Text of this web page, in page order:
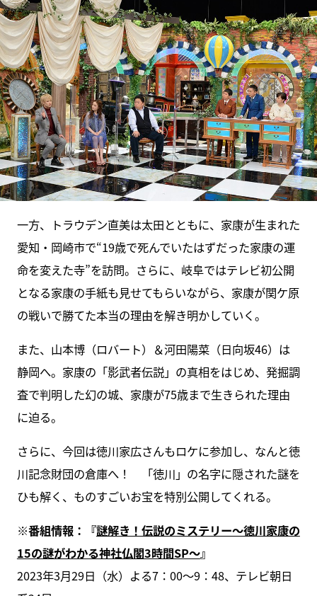
一方、トラウデン直美は太田とともに、家康が生まれた
愛知・岡崎市で“19歳で死んでいたはずだった家康の運
命を変えた寺”を訪問。さらに、岐阜ではテレビ初公開
となる家康の手紙も見せてもらいながら、家康が関ケ原
の戦いで勝てた本当の理由を解き明かしていく。
また、山本博（ロバート）＆河田陽菜（日向坂46）は
静岡へ。家康の「影武者伝説」の真相をはじめ、発掘調
査で判明した幻の城、家康が75歳まで生きられた理由
に迫る。
さらに、今回は徳川家広さんもロケに参加し、なんと徳
川記念財団の倉庫へ！ 「徳川」の名字に隠された謎を
ひも解く、ものすごいお宝を特別公開してくれる。
※番組情報：『謎解き！伝説のミステリー～徳川家康の
15の謎がわかる神社仏閣3時間SP～』
2023年3月29日（水）よる7：00～9：48、テレビ朝日